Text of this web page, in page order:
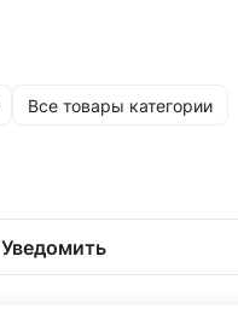
Все товары категории
Уведомить